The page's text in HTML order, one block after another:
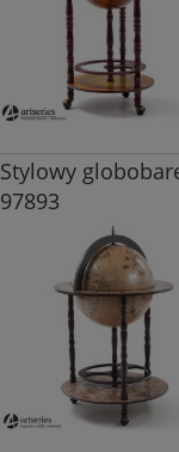
Stylowy
97893